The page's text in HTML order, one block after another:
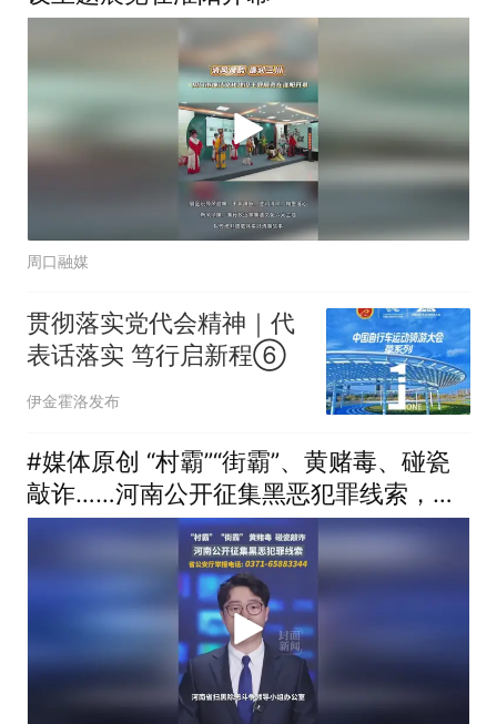
周口融媒
贯彻落实党代会精神｜代
表话落实 笃行启新程⑥
伊金霍洛发布
#媒体原创 “村霸”“街霸”、黄赌毒、碰瓷
敲诈……河南公开征集黑恶犯罪线索，河
南省公安厅举报电话：0371-65883344